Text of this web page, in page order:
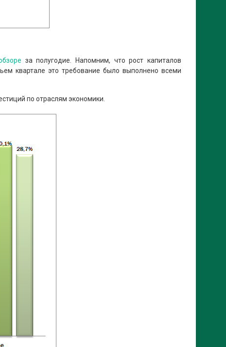
за полугодие. Напомним, что рост капиталов
квартале это требование было выполнено всеми
по отраслям экономики.